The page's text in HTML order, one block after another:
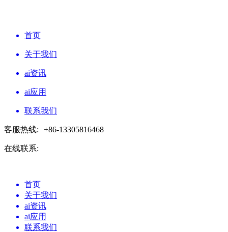
首页
关于我们
ai资讯
ai应用
联系我们
客服热线: +86-13305816468
在线联系:
首页
关于我们
ai资讯
ai应用
联系我们